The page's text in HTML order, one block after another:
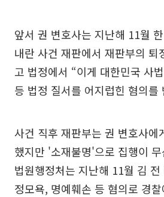
앞서 권 변호사는 지난해 11월
내란 사건 재판에서 재판부의 퇴
고 법정에서 “이게 대한민국 사
등 법정 질서를 어지럽힌 혐의를
사건 직후 재판부는 권 변호사에
했지만 '소재불명'으로 집행이
법원행정처는 지난해 11월 김
정모욕, 명예훼손 등 혐의로 경